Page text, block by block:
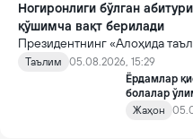
Ногиронлиги бўлган
қўшимча вақт берилади
Президентнинг «Алоҳида
таълим ва ижтимоий
такомиллаштириш бўйича
тўғрисида»ги қарори билан
янги механизмлар жорий
Таълим
05.08.2026, 15:29
Ёрдамлар
болалар
Жаҳон